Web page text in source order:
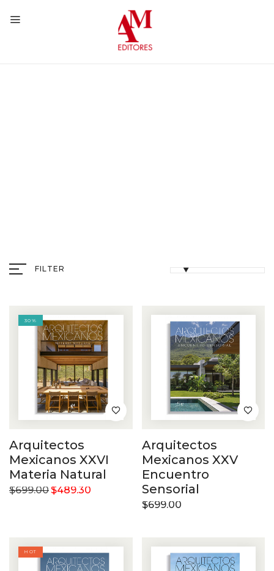
FILTER
30%
Arquitectos
Mexicanos XXVI
Materia Natural
$699.00$489.30
Arquitectos
Mexicanos XXV
Encuentro
Sensorial
$699.00
HOT